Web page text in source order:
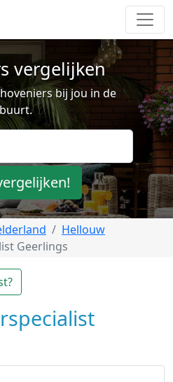
vergelijken
bij jou in de
buurt.
Hellouw
Geerlings